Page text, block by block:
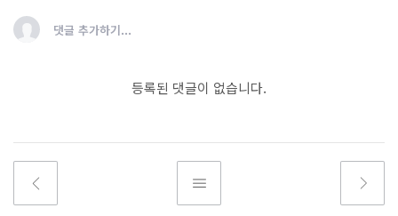
댓글 추가하기...
등록된 댓글이 없습니다.